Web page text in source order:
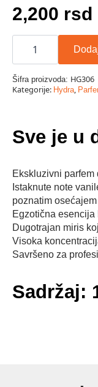
2,200 rsd
Hydra
Collection
Galharde
Colonia
vanila
parfem
Šifra proizvoda: HG306
Kategorije: Hydra
Sve je u
Ekskluzivni
Istaknute note
poznatim osećajem
Egzotična
Dugotrajan miris
Visoka
Savršeno za
Sadržaj: